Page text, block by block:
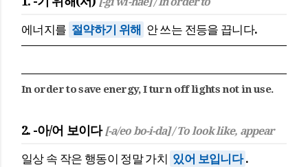
에너지를 절약하기 위해 안 쓰는 전등을 끕니다.
In order to save energy, I turn off lights not in use.
2. -아/어 보이다[-a/eo bo-i-da] / To look like, appear
일상 속 작은 행동이 정말 가치 있어 보입니다 .